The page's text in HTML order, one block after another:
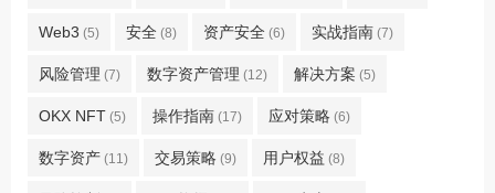
Web3 (5) 安全 (8) 资产安全 (6) 实战指南 (7)
风险管理 (7) 数字资产管理 (12) 解决方案 (5)
OKX NFT (5) 操作指南 (17) 应对策略 (6)
数字资产 (11) 交易策略 (9) 用户权益 (8)